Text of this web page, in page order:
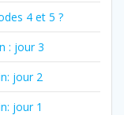
4 et 5 ?
: jour 3
jour 2
jour 1